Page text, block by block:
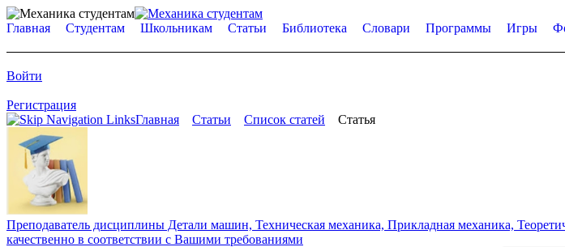
Главная Студентам Школьникам Статьи Библиотека Словари Программы Игры
Войти
Регистрация
Главная
Статьи Список статей Статья
Преподаватель дисциплины Детали машин, Техническая механика, Прикладная механика,
качественно в соответствии с Вашими требованиями